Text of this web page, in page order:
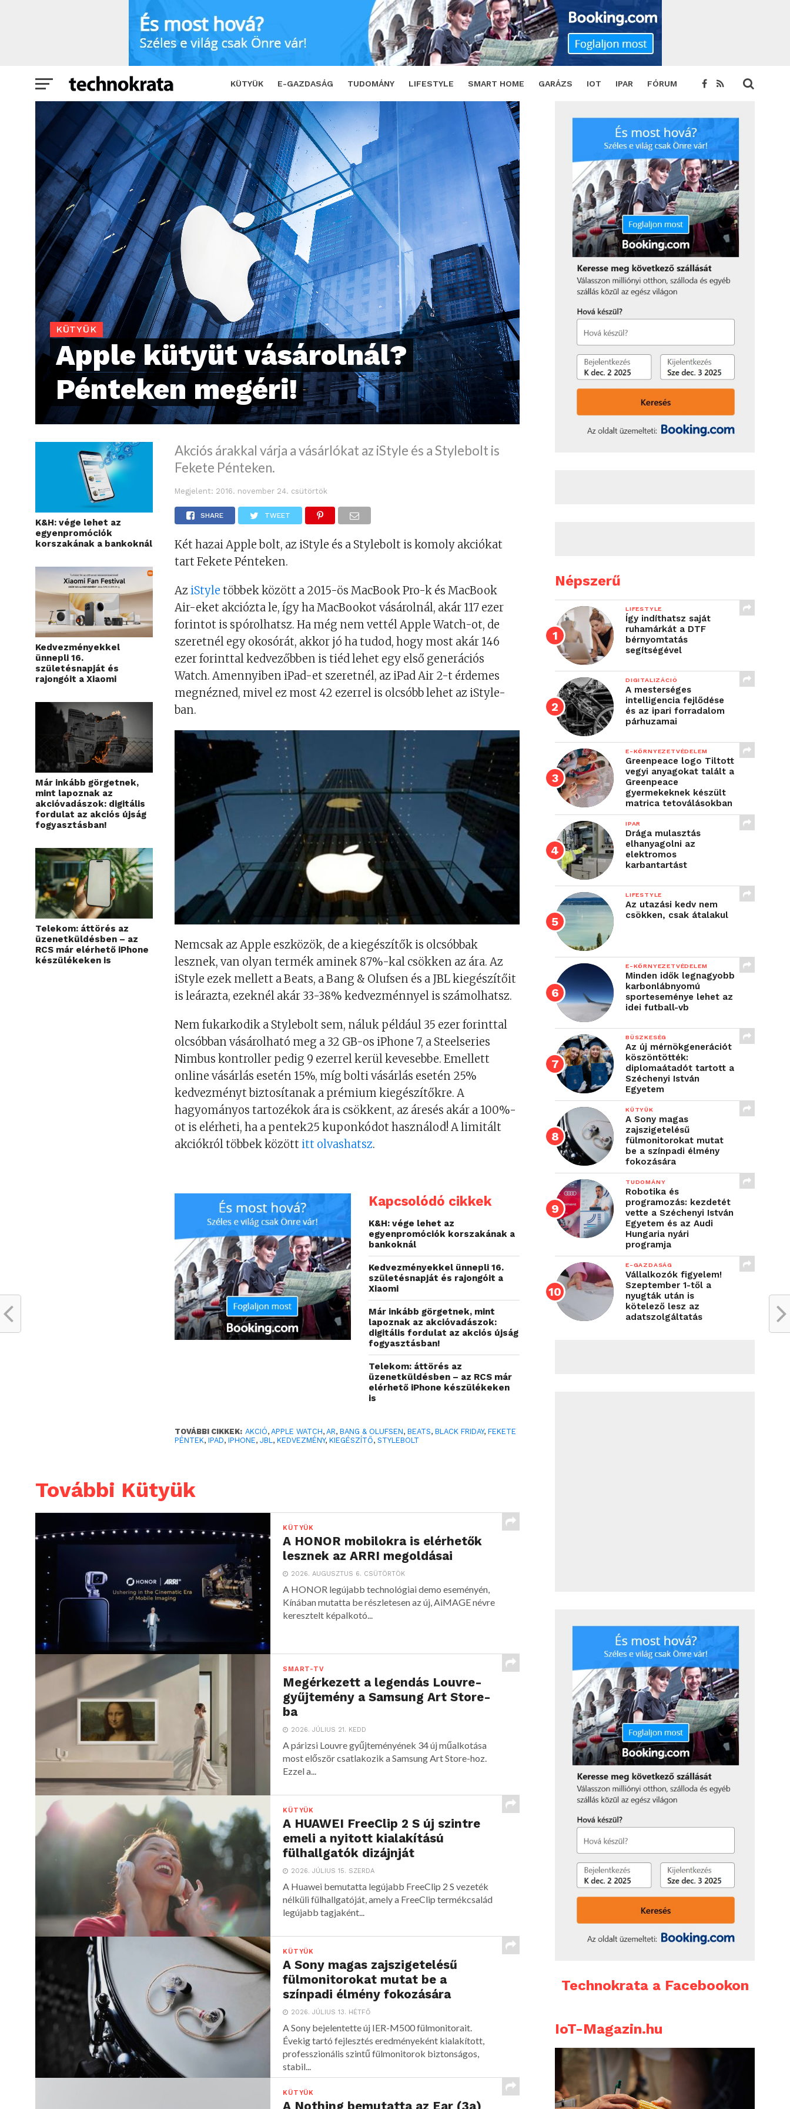
KÜTYÜK E-GAZDASÁG TUDOMÁNY LIFESTYLE SMART HOME GARÁZS IOT IPAR FÓRUM
Apple kütyüt vásárolnál? Pénteken megéri! TWEET
KÜTYÜK
Apple kütyüt vásárolnál?
Pénteken megéri!
K&H: vége lehet az
egyenpromóciók
korszakának a bankoknál
Kedvezményekkel
ünnepli 16.
születésnapját és
rajongóit a Xiaomi
Már inkább görgetnek,
mint lapoznak az
akcióvadászok: digitális
fordulat az akciós újság
fogyasztásban!
Telekom: áttörés az
üzenetküldésben – az
RCS már elérhető iPhone
készülékeken is
Akciós árakkal várja a vásárlókat az iStyle és a Stylebolt is
Fekete Pénteken.
Megjelent: 2016. november 24. csütörtök
SHARE TWEET
Két hazai Apple bolt, az iStyle és a Stylebolt is komoly akciókat
tart Fekete Pénteken.
AziStyle többek között a 2015-ös MacBook Pro-k és MacBook
Air-eket akciózta le, így ha MacBookot vásárolnál, akár 117 ezer
forintot is spórolhatsz. Ha még nem vettél Apple Watch-ot, de
szeretnél egy okosórát, akkor jó ha tudod, hogy most akár 146
ezer forinttal kedvezőbben is tiéd lehet egy első generációs
Watch. Amennyiben iPad-et szeretnél, az iPad Air 2-t érdemes
megnézned, mivel ez most 42 ezerrel is olcsóbb lehet az iStyle-
ban.
Nemcsak az Apple eszközök, de a kiegészítők is olcsóbbak
lesznek, van olyan termék aminek 87%-kal csökken az ára. Az
iStyle ezek mellett a Beats, a Bang & Olufsen és a JBL kiegészítőit
is leárazta, ezeknél akár 33-38% kedvezménnyel is számolhatsz.
Nem fukarkodik a Stylebolt sem, náluk például 35 ezer forinttal
olcsóbban vásárolható meg a 32 GB-os iPhone 7, a Steelseries
Nimbus kontroller pedig 9 ezerrel kerül kevesebbe. Emellett
online vásárlás esetén 15%, míg bolti vásárlás esetén 25%
kedvezményt biztosítanak a prémium kiegészítőkre. A
hagyományos tartozékok ára is csökkent, az áresés akár a 100%-
ot is elérheti, ha a pentek25 kuponkódot használod! A limitált
akciókról többek közöttitt olvashatsz.
Kapcsolódó cikkek
K&H: vége lehet az
egyenpromóciók korszakának a
bankoknál
Kedvezményekkel ünnepli 16.
születésnapját és rajongóit a
Xiaomi
Már inkább görgetnek, mint
lapoznak az akcióvadászok:
digitális fordulat az akciós újság
fogyasztásban!
Telekom: áttörés az
üzenetküldésben – az RCS már
elérhető iPhone készülékeken
is
TOVÁBBI CIKKEK: AKCIÓ,APPLE WATCH,AR,BANG & OLUFSEN,BEATS,BLACK FRIDAY,FEKETE
PÉNTEK,IPAD,IPHONE,JBL,KEDVEZMÉNY,KIEGÉSZÍTŐ,STYLEBOLT
További Kütyük
KÜTYÜK
A HONOR mobilokra is elérhetők
lesznek az ARRI megoldásai
2026. AUGUSZTUS 6. CSÜTÖRTÖK
A HONOR legújabb technológiai demo eseményén,
Kínában mutatta be részletesen az új, AiMAGE névre
keresztelt képalkotó...
SMART-TV
Megérkezett a legendás Louvre-
gyűjtemény a Samsung Art Store-
ba
2026. JÚLIUS 21. KEDD
A párizsi Louvre gyűjteményének 34 új műalkotása
most először csatlakozik a Samsung Art Store-hoz.
Ezzel a...
KÜTYÜK
A HUAWEI FreeClip 2 S új szintre
emeli a nyitott kialakítású
fülhallgatók dizájnját
2026. JÚLIUS 15. SZERDA
A Huawei bemutatta legújabb FreeClip 2 S vezeték
nélküli fülhallgatóját, amely a FreeClip termékcsalád
legújabb tagjaként...
KÜTYÜK
A Sony magas zajszigetelésű
fülmonitorokat mutat be a
színpadi élmény fokozására
2026. JÚLIUS 13. HÉTFŐ
A Sony bejelentette új IER-M500 fülmonitorait.
Évekig tartó fejlesztés eredményeként kialakított,
professzionális szintű fülmonitorok biztonságos,
stabil...
KÜTYÜK
Népszerű
LIFESTYLE
Így indíthatsz saját
ruhamárkát a DTF
bérnyomtatás
segítségével
DIGITALIZÁCIÓ
A mesterséges
intelligencia fejlődése
és az ipari forradalom
párhuzamai
E-KÖRNYEZETVÉDELEM
Greenpeace logo Tiltott
vegyi anyagokat talált a
Greenpeace
gyermekeknek készült
matrica tetoválásokban
IPAR
Drága mulasztás
elhanyagolni az
elektromos
karbantartást
LIFESTYLE
Az utazási kedv nem
csökken, csak átalakul
E-KÖRNYEZETVÉDELEM
Minden idők legnagyobb
karbonlábnyomú
sporteseménye lehet az
idei futball-vb
BÜSZKESÉG
Az új mérnökgenerációt
köszöntötték:
diplomaátadót tartott a
Széchenyi István
Egyetem
KÜTYÜK
A Sony magas
zajszigetelésű
fülmonitorokat mutat
be a színpadi élmény
fokozására
TUDOMÁNY
Robotika és
programozás: kezdetét
vette a Széchenyi István
Egyetem és az Audi
Hungaria nyári
programja
E-GAZDASÁG
Vállalkozók figyelem!
Szeptember 1-től a
nyugták után is
kötelező lesz az
adatszolgáltatás
Technokrata a Facebookon
IoT-Magazin.hu